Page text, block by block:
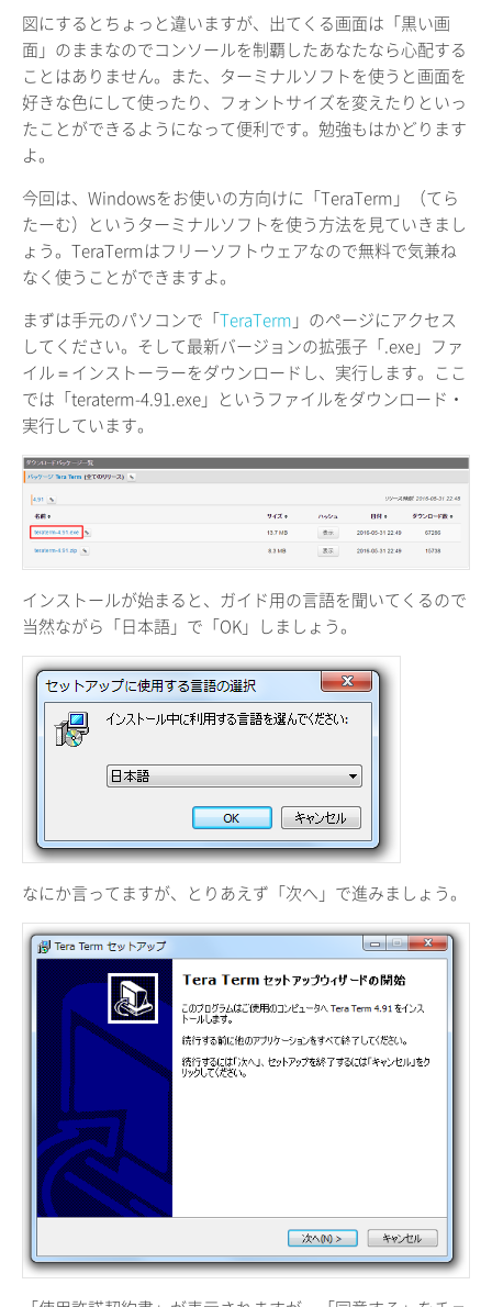
図にするとちょっと違いますが、出てくる画面は「黒い画
面」のままなのでコンソールを制覇したあなたなら心配する
ことはありません。また、ターミナルソフトを使うと画面を
好きな色にして使ったり、フォントサイズを変えたりといっ
たことができるようになって便利です。勉強もはかどります
よ。
今回は、Windowsをお使いの方向けに「TeraTerm」（てら
たーむ）というターミナルソフトを使う方法を見ていきまし
ょう。TeraTermはフリーソフトウェアなので無料で気兼ね
なく使うことができますよ。
まずは手元のパソコンで「TeraTerm 」のページにアクセス
してください。そして最新バージョンの拡張子「.exe」ファ
イル＝インストーラーをダウンロードし、実行します。ここ
では「teraterm-4.91.exe」というファイルをダウンロード・
実行しています。
インストールが始まると、ガイド用の言語を聞いてくるので
当然ながら「日本語」で「OK」しましょう。
なにか言ってますが、とりあえず「次へ」で進みましょう。